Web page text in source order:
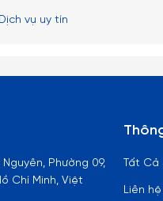
Dịch vụ uy tín
Nguyên, Phường 09,
Chí Minh, Việt
Tất Cả
Liên hệ